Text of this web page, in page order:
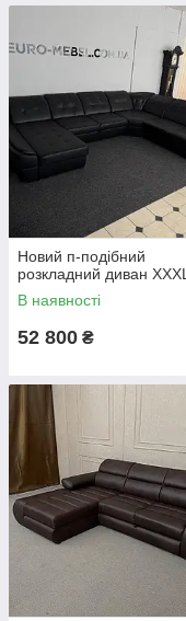
Новий п-подібний
розкладний диван XXXL
В наявності
52 800 ₴